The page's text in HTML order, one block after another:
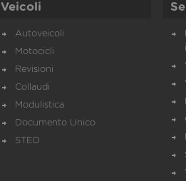
Veicoli
Autoveicoli
Motocicli
Revisioni
Collaudi
Modulistica
Documento Unico
STED